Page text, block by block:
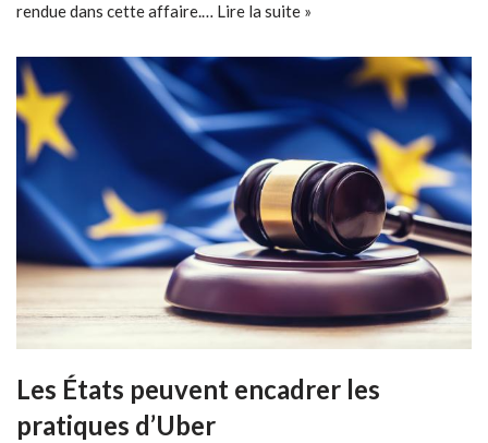
rendue dans cette affaire.… Lire la suite »
Les États peuvent encadrer les
pratiques d’Uber